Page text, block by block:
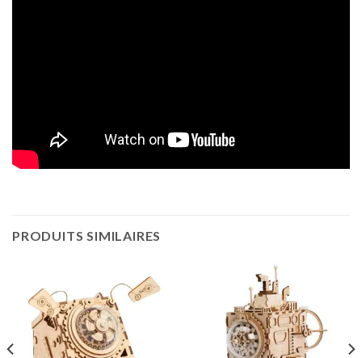
PRODUITS SIMILAIRES